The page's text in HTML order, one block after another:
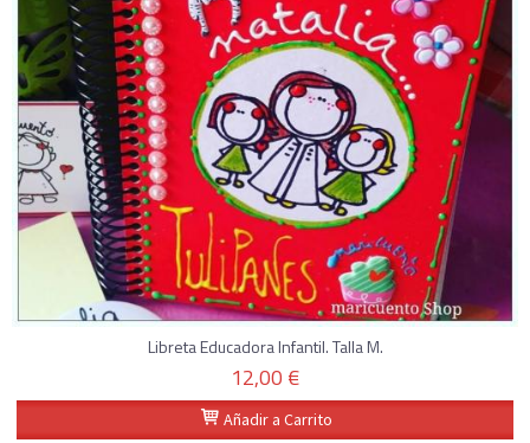
Libreta Educadora Infantil. Talla M.
12,00 €
Añadir a Carrito